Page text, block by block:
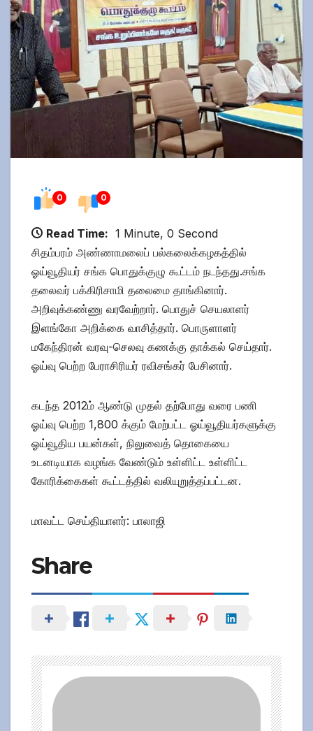
0 0
Read Time: 1 Minute, 0 Second
சிதம்பரம் அண்ணாமலைப் பல்கலைக்கழகத்தில்
ஓய்வூதியர் சங்க பொதுக்குழு கூட்டம் நடந்தது.சங்க
தலைவர் பக்கிரிசாமி தலைமை தாங்கினார்.
அறிவுக்கண்ணு வரவேற்றார். பொதுச் செயலாளர்
இளங்கோ அறிக்கை வாசித்தார். பொருளாளர்
மகேந்திரன் வரவு-செலவு கணக்கு தாக்கல் செய்தார்.
ஓய்வு பெற்ற பேராசிரியர் ரவிசங்கர் பேசினார்.
கடந்த 2012ம் ஆண்டு முதல் தற்போது வரை பணி
ஓய்வு பெற்ற 1,800 க்கும் மேற்பட்ட ஓய்வூதியர்களுக்கு
ஓய்வூதிய பயன்கள், நிலுவைத் தொகையை
உடனடியாக வழங்க வேண்டும் உள்ளிட்ட உள்ளிட்ட
கோரிக்கைகள் கூட்டத்தில் வலியுறுத்தப்பட்டன.
மாவட்ட செய்தியாளர்: பாலாஜி
Share